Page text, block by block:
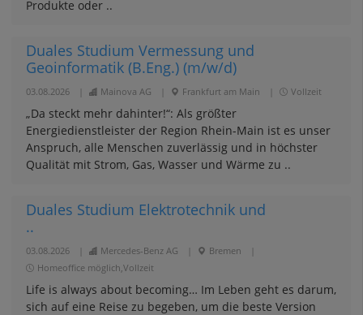
Produkte oder ..
Duales Studium Vermessung und
Geoinformatik (B.Eng.) (m/w/d)
03.08.2026 Mainova AG Frankfurt am Main Vollzeit
„Da steckt mehr dahinter!“: Als größter
Energiedienstleister der Region Rhein-Main ist es unser
Anspruch, alle Menschen zuverlässig und in höchster
Qualität mit Strom, Gas, Wasser und Wärme zu ..
Duales Studium Elektrotechnik und
..
03.08.2026 Mercedes-Benz AG Bremen
Homeoffice möglich,Vollzeit
Life is always about becoming… Im Leben geht es darum,
sich auf eine Reise zu begeben, um die beste Version